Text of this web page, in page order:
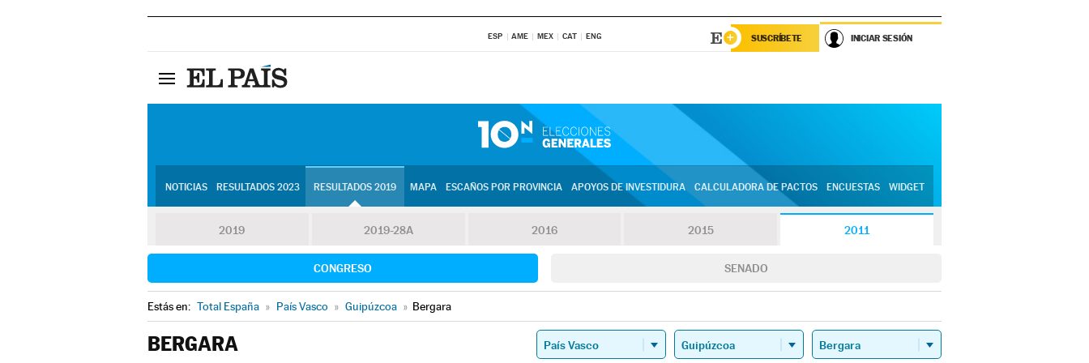
ESP AME MEX CAT ENG SUSCRÍBETE INICIAR SESIÓN
NOTICIAS RESULTADOS 2023 RESULTADOS 2019 MAPA ESCAÑOS POR PROVINCIA APOYOS DE INVESTIDURA CALCULADORA DE PACTOS ENCUESTAS WIDGET
2019 2019-28A 2016 2015 2011
CONGRESO SENADO
Estás en: Total España » País Vasco » Guipúzcoa » Bergara
BERGARA